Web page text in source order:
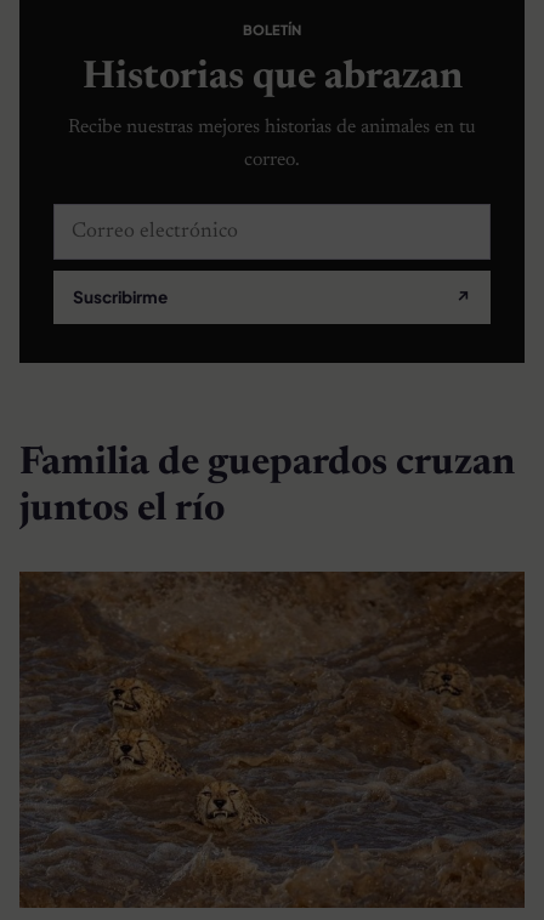
BOLETÍN
Historias que abrazan
Recibe nuestras mejores historias de animales en tu
correo.
Correo electrónico
Suscribirme ↗
Familia de guepardos cruzan
juntos el río